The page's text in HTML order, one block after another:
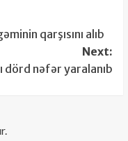
qarşısını alıb
Next:
dörd nəfər yaralanıb